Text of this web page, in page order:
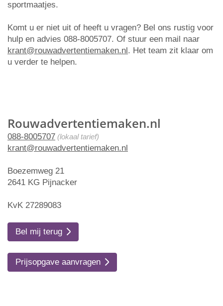
Rouwadvertentiemaken.nl
088-8005707 (lokaal tarief)
krant@rouwadvertentiemaken.nl
Boezemweg 21
2641 KG Pijnacker
KvK 27289083
Bel mij terug
Prijsopgave aanvragen
sportmaatjes.
Komt u er niet uit of heeft u vragen? Bel ons rustig voor
hulp en advies 088-8005707. Of stuur een mail naar
krant@rouwadvertentiemaken.nl. Het team zit klaar om
u verder te helpen.